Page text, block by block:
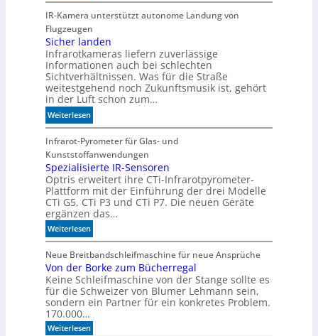
m
a
i
s
c
h
b
e
s
r
e
M
a
s
c
h
i
n
e
n
b
e
t
d
e
n
k
t
c
h
n
e
l
l
e
r
z
u
K
I
-
M
o
d
e
l
l
e
n
IR-Kamera unterstützt autonome Landung von
Flugzeugen
Sicher landen
Infrarotkameras liefern zuverlässige
Informationen auch bei schlechten
Sichtverhältnissen. Was für die Straße
weitestgehend noch Zukunftsmusik ist, gehört
in der Luft schon zum…
Weiterlesen:
S
i
c
h
e
r
a
n
d
e
n
Infrarot-Pyrometer für Glas- und
Kunststoffanwendungen
Spezialisierte IR-Sensoren
Optris erweitert ihre CTi-Infrarotpyrometer-
Plattform mit der Einführung der drei Modelle
CTi G5, CTi P3 und CTi P7. Die neuen Geräte
ergänzen das…
Weiterlesen:
S
p
e
z
a
i
Neue Breitbandschleifmaschine für neue Ansprüche
Von der Borke zum Bücherregal
Keine Schleifmaschine von der Stange sollte es
für die Schweizer von Blumer Lehmann sein,
sondern ein Partner für ein konkretes Problem.
170.000…
Weiterlesen: